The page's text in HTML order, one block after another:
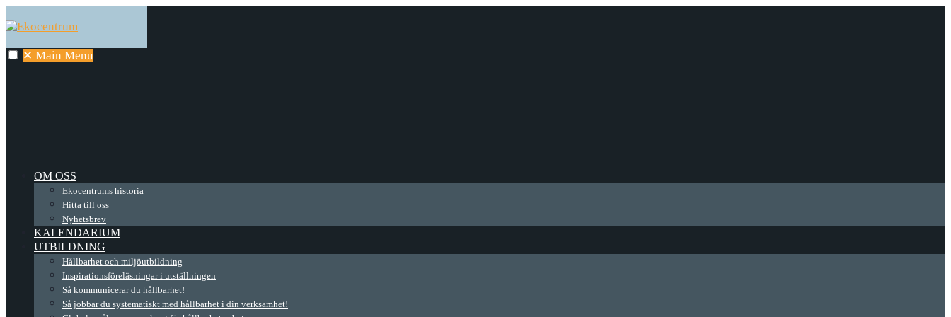
✕ Main Menu
OM OSS
Ekocentrums historia
Hitta till oss
Nyhetsbrev
KALENDARIUM
UTBILDNING
Hållbarhet och miljöutbildning
Inspirationsföreläsningar i utställningen
Så kommunicerar du hållbarhet!
Så jobbar du systematiskt med hållbarhet i din verksamhet!